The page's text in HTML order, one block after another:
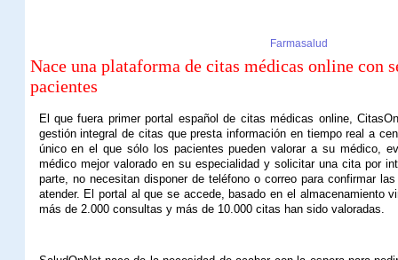
Farmasalud
Nace una plataforma de citas médicas online con
pacientes
El que fuera primer portal español de citas médicas online,
gestión integral de citas que presta información en tiempo real a
único en el que sólo los pacientes pueden valorar a su médico,
médico mejor valorado en su especialidad y solicitar una cita por
parte, no necesitan disponer de teléfono o correo para confirmar
atender. El portal al que se accede, basado en el almacenamiento
más de 2.000 consultas y más de 10.000 citas han sido valoradas.